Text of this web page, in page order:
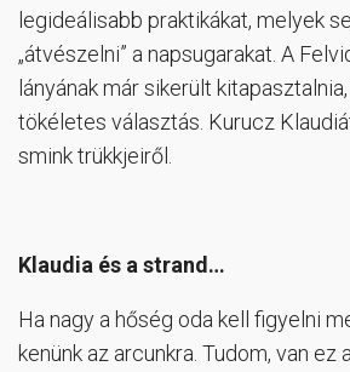
legideálisabb praktikákat, melyek
„átvészelni” a napsugarakat. A
lányának már sikerült
tökéletes választás. Kurucz
smink trükkjeiről.
Klaudia és a strand…
Ha nagy a hőség oda kell figyelni
kenünk az arcunkra. Tudom, van ez